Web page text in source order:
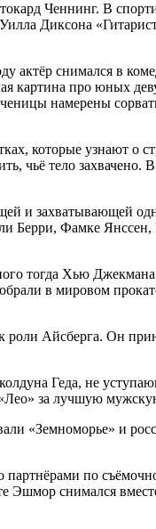
Ченнинг. В
Диксона
актёр снимался в
картина про юных
намерены
которые узнают о
чьё тело
и захватывающей
Берри, Фамке
тогда Хью
в мировом
роли Айсберга. Он
Геда, не
за лучшую
«Земноморье» и
по
Эшмор снимался